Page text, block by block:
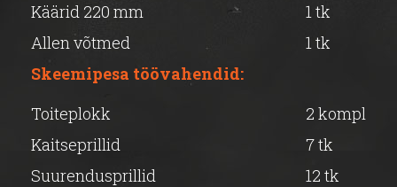
Käärid 220 mm
1 tk
Allen võtmed
1 tk
Skeemipesa töövahendid:
Toiteplokk
2 kompl
Kaitseprillid
7 tk
Suurendusprillid
12 tk